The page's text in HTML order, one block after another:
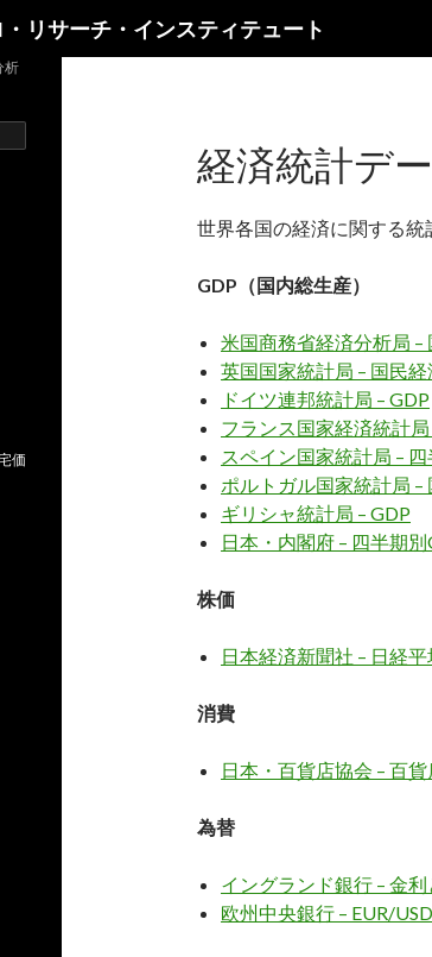
リサーチ・インスティテュート
経済統計デ
世界各国の経済に関する統
GDP（国内総生産）
米国商務省経済分析局 –
英国国家統計局 – 国民
ドイツ連邦統計局 – GDP
フランス国家経済統計
スペイン国家統計局 –
ポルトガル国家統計局 –
ギリシャ統計局 – GDP
日本・内閣府 – 四半期
株価
日本経済新聞社 – 日経
消費
日本・百貨店協会 – 百
為替
イングランド銀行 – 金
欧州中央銀行 – EUR/
析
価